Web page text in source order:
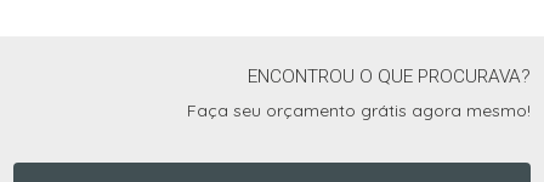
ENCONTROU O QUE PROCURAVA?
Faça seu orçamento grátis agora mesmo!